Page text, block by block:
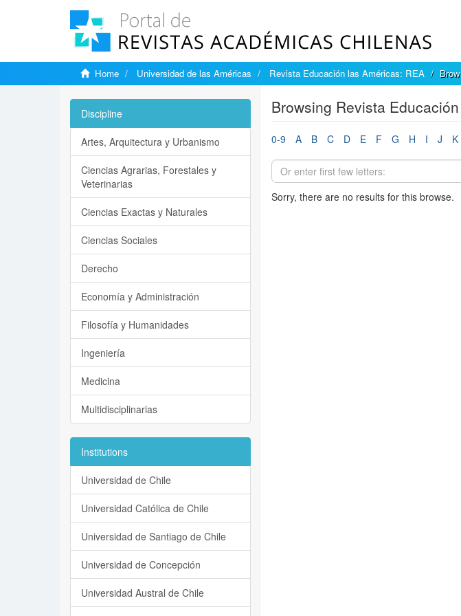
Home Universidad de las Américas Revista Educación las Américas: REA
Browsing Revista
0-9 A B C D E F G H I J K
Sorry, there are no results for this browse.
Discipline
Artes, Arquitectura y Urbanismo
Ciencias Agrarias, Forestales y
Veterinarias
Ciencias Exactas y Naturales
Ciencias Sociales
Derecho
Economía y Administración
Filosofía y Humanidades
Ingeniería
Medicina
Multidisciplinarias
Institutions
Universidad de Chile
Universidad Católica de Chile
Universidad de Santiago de Chile
Universidad de Concepción
Universidad Austral de Chile